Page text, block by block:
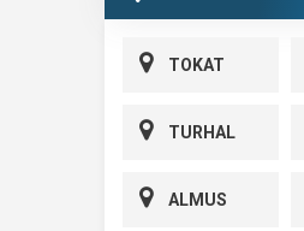
Çicekci
Damacana Su
Depo – Otopark
Devlet Kurumları
TOKAT
TURHAL
ALMUS